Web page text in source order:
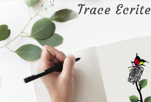
contenu
Trace Ecrite